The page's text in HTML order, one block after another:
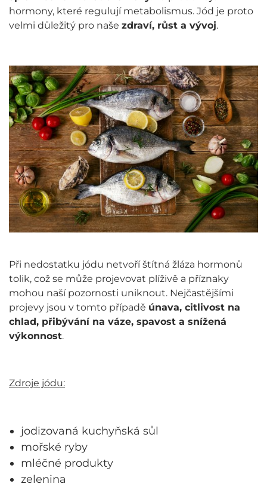
hormony, které regulují metabolismus. Jód je proto
velmi důležitý pro naše zdraví, růst a vývoj.
Při nedostatku jódu netvoří štítná žláza hormonů
tolik, což se může projevovat plíživě a příznaky
mohou naší pozornosti uniknout. Nejčastějšími
projevy jsou v tomto případě únava, citlivost na
chlad, přibývání na váze, spavost a snížená
výkonnost.
Zdroje jódu:
jodizovaná kuchyňská sůl
mořské ryby
mléčné produkty
zelenina